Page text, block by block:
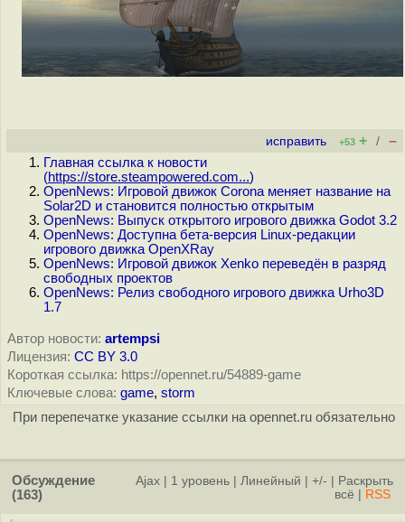
исправить +53 + / –
Главная ссылка к новости
(https://store.steampowered.com...)
OpenNews: Игровой движок Corona меняет название на
Solar2D и становится полностью открытым
OpenNews: Выпуск открытого игрового движка Godot 3.2
OpenNews: Доступна бета-версия Linux-редакции
игрового движка OpenXRay
OpenNews: Игровой движок Xenko переведён в разряд
свободных проектов
OpenNews: Релиз свободного игрового движка Urho3D
1.7
Автор новости: artempsi
Лицензия: CC BY 3.0
Короткая ссылка: https://opennet.ru/54889-game
Ключевые слова: game, storm
При перепечатке указание ссылки на opennet.ru обязательно
Обсуждение
(163)
Ajax 1 уровень Линейный +/-
Раскрыть
всё
RSS